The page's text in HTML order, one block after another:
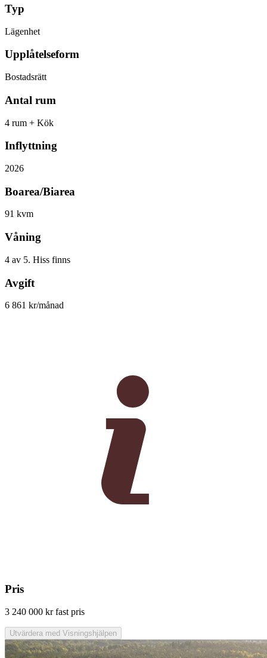
Typ
Lägenhet
Upplåtelseform
Bostadsrätt
Antal rum
4 rum + Kök
Inflyttning
2026
Boarea/Biarea
91 kvm
Våning
4 av 5. Hiss finns
Avgift
6 861 kr/månad
Pris
3 240 000 kr fast pris
Utvärdera med Visningshjälpen